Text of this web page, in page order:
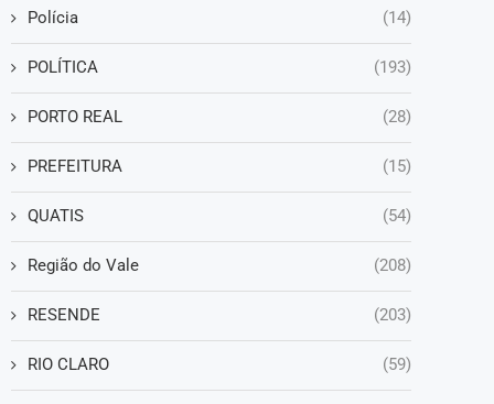
Polícia (14)
POLÍTICA (193)
PORTO REAL (28)
PREFEITURA (15)
QUATIS (54)
Região do Vale (208)
RESENDE (203)
RIO CLARO (59)